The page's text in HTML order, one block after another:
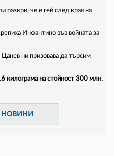
че е гей след края на
Инфантино във войната за
ни призовава да търсим
килограма на стойност 300 млн.
НОВИНИ